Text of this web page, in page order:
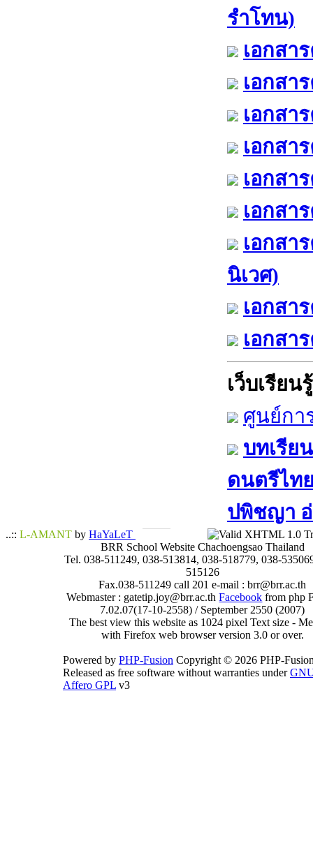
รำโทน)
เอกสา
เอกสา
เอกสา
เอกสา
เอกสา
เอกสา
เอกสา
นิเวศ)
เอกสา
เอกสา
เว็บเรียนรู้
ศูนย์กา
บทเรีย
ดนตรีไท
ปพิชญา​ อ่
..:: L-AMANT by HaYaLeT
BRR School Website Chachoengsao Thailand
Tel. 038-511249, 038-513814, 038-518779, 038-
515126
Fax.038-511249 call 201 e-mail : brr@brr.ac.th
Webmaster : gatetip.joy@brr.ac.thFacebook from php
7.02.07(17-10-2558) / September 2550 (2007)
The best view this website as 1024 pixel Text size -
with Firefox web browser version 3.0 or over.
Powered by PHP-Fusion Copyright © 2026 PHP-
Released as free software without warranties under
Affero GPL v3